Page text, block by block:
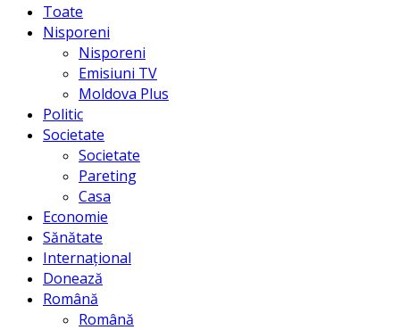
Toate
Nisporeni
Nisporeni
Emisiuni TV
Moldova Plus
Politic
Societate
Societate
Pareting
Casa
Economie
Sănătate
Internațional
Donează
Română
Română